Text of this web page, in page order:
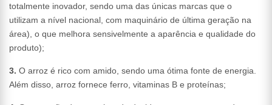
totalmente inovador, sendo uma das únicas marcas que o
utilizam a nível nacional, com maquinário de última geração na
área), o que melhora sensivelmente a aparência e qualidade do
produto);
3. O arroz é rico com amido, sendo uma ótima fonte de energia.
Além disso, arroz fornece ferro, vitaminas B e proteínas;